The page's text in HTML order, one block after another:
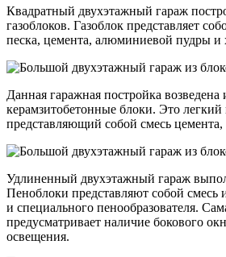
Квадратный двухэтажный гараж
газоблоков. Газоблок представляет
песка, цемента, алюминиевой пудры и
Данная гаражная постройка возведена
керамзитобетонные блоки. Это легкий
представляющий собой смесь цемента,
Удлиненный двухэтажный гараж
Пеноблоки представляют собой смесь
и специального пенообразователя.
предусматривает наличие бокового
освещения.